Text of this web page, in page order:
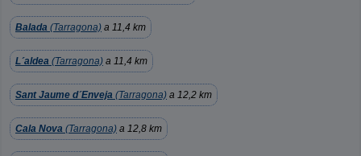
Balada (Tarragona) a 11,4 km
L´aldea (Tarragona) a 11,4 km
Sant Jaume d´Enveja (Tarragona) a 12,2 km
Cala Nova (Tarragona) a 12,8 km